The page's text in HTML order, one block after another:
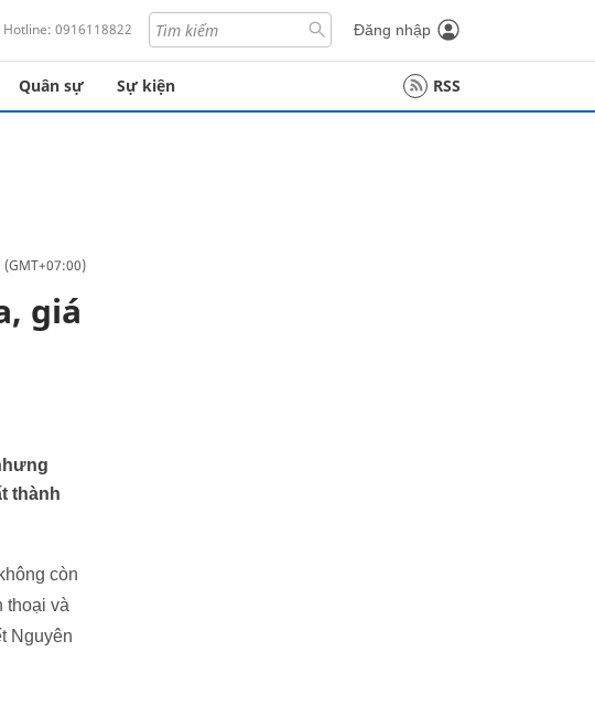
Hotline: 0916118822 Đăng nhập
Quân sự Sự kiện RSS
giá
thành
còn
thoại và
Nguyên